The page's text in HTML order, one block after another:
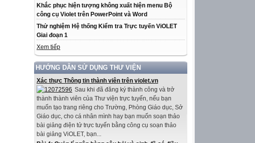
Khắc phục hiện tượng không xuất hiện menu Bộ
công cụ Violet trên PowerPoint và Word
Thử nghiệm Hệ thống Kiểm tra Trực tuyến ViOLET
Giai đoạn 1
Xem tiếp
HƯỚNG DẪN SỬ DỤNG THƯ VIỆN
Xác thực Thông tin thành viên trên violet.vn
Sau khi đã đăng ký thành công và trở
thành thành viên của Thư viện trực tuyến, nếu bạn
muốn tạo trang riêng cho Trường, Phòng Giáo dục, Sở
Giáo dục, cho cá nhân mình hay bạn muốn soạn thảo
bài giảng điện tử trực tuyến bằng công cụ soạn thảo
bài giảng ViOLET, bạn...